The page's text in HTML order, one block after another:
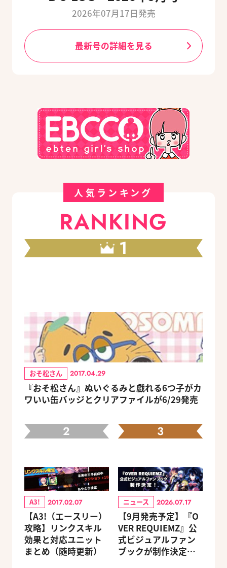
2026年07月17日発売
最新号の詳細を見る
人気ランキング
RANKING
1
おそ松さん 2017.04.29
『おそ松さん』ぬいぐるみと戯れる6つ子がカ
ワいい缶バッジとクリアファイルが6/29発売
2
A3! 2017.02.07
【A3!（エースリー）
攻略】リンクスキル
効果と対応ユニット
まとめ（随時更新）
3
ニュース 2026.07.17
【9月発売予定】『O
VER REQUIEMZ』公
式ビジュアルファン
ブックが制作決定！